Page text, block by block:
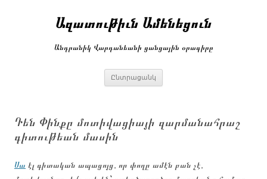
Ազատութիւն Ամենեցուն
Անդրանիկ Վարդանեանի ցանցային օրագիրը
Ընտրացանկ
Դեն Փինքը մոտիվացիայի զարմանահրաշ
գիտութեան մասին
Սա էլ գիտական ապացոյց, որ փողը ամէն բան չէ,